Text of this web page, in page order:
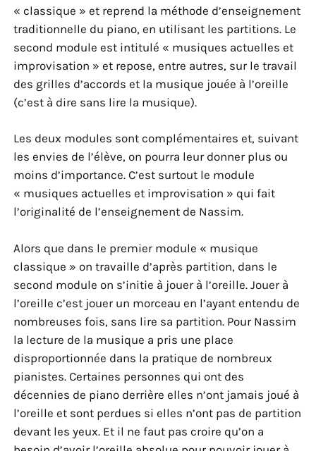
« classique » et reprend la méthode d’enseignement
traditionnelle du piano, en utilisant les partitions. Le
second module est intitulé « musiques actuelles et
improvisation » et repose, entre autres, sur le travail
des grilles d’accords et la musique jouée à l’oreille
(c’est à dire sans lire la musique).
Les deux modules sont complémentaires et, suivant
les envies de l’élève, on pourra leur donner plus ou
moins d’importance. C’est surtout le module
« musiques actuelles et improvisation » qui fait
l’originalité de l’enseignement de Nassim.
Alors que dans le premier module « musique
classique » on travaille d’après partition, dans le
second module on s’initie à jouer à l’oreille. Jouer à
l’oreille c’est jouer un morceau en l’ayant entendu de
nombreuses fois, sans lire sa partition. Pour Nassim
la lecture de la musique a pris une place
disproportionnée dans la pratique de nombreux
pianistes. Certaines personnes qui ont des
décennies de piano derrière elles n’ont jamais joué à
l’oreille et sont perdues si elles n’ont pas de partition
devant les yeux. Et il ne faut pas croire qu’on a